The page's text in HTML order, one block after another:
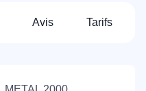
Avis Tarifs